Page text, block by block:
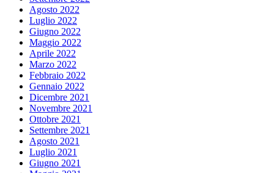
Agosto 2022
Luglio 2022
Giugno 2022
Maggio 2022
Aprile 2022
Marzo 2022
Febbraio 2022
Gennaio 2022
Dicembre 2021
Novembre 2021
Ottobre 2021
Settembre 2021
Agosto 2021
Luglio 2021
Giugno 2021